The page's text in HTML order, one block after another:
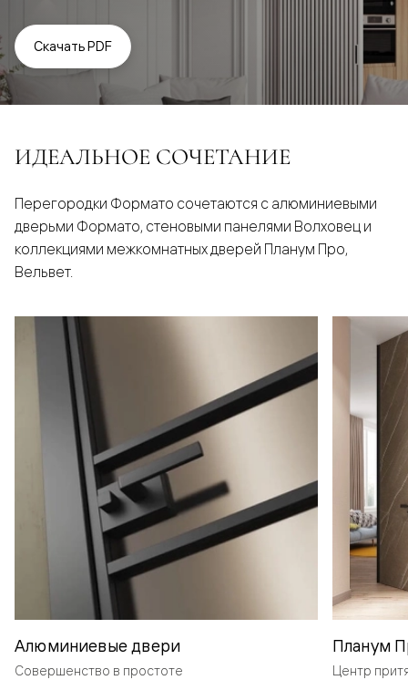
Скачать PDF
ИДЕАЛЬНОЕ СОЧЕТАНИЕ
Перегородки Формато сочетаются с алюминиевыми
дверьми Формато, стеновыми панелями Волховец и
коллекциями межкомнатных дверей Планум Про,
Вельвет.
Алюминиевые двери
Совершенство в простоте
Планум
Центр